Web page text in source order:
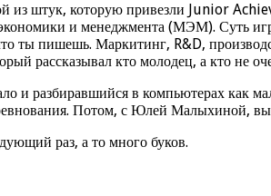
из штук, которую привезли Junior
и менеджмента (МЭМ). Суть
ты пишешь. Маркитинг, R&D,
рассказывал кто молодец, а кто не
и разбиравшийся в компьютерах как
Потом, с Юлей Малыхиной,
раз, а то много буков.